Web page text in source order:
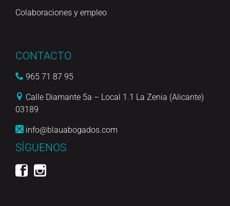
Colaboraciones y empleo
CONTACTO
965 71 87 95
Calle Diamante 5a – Local 1.1 La Zenia (Alicante)
03189
info@blauabogados.com
SÍGUENOS